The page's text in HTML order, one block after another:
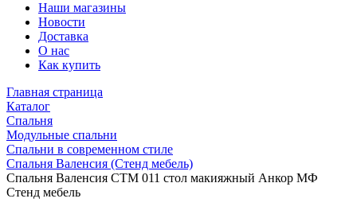
Наши магазины
Новости
Доставка
О нас
Как купить
Главная страница
Каталог
Спальня
Модульные спальни
Спальни в современном стиле
Спальня Валенсия (Стенд мебель)
Спальня Валенсия СТМ 011 стол макияжный Анкор МФ
Стенд мебель